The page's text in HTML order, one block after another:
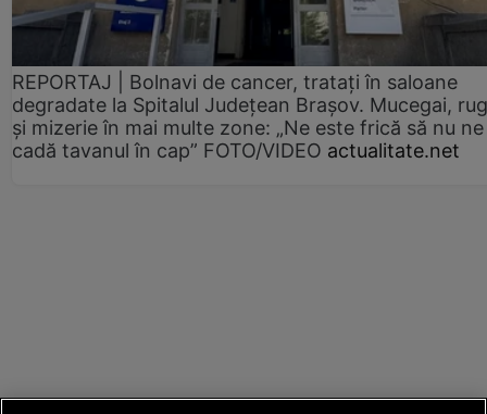
REPORTAJ | Bolnavi de cancer, tratați în saloane
degradate la Spitalul Județean Brașov. Mucegai,
și mizerie în mai multe zone: „Ne este frică să nu ne
cadă tavanul în cap” FOTO/VIDEO actualitate.net